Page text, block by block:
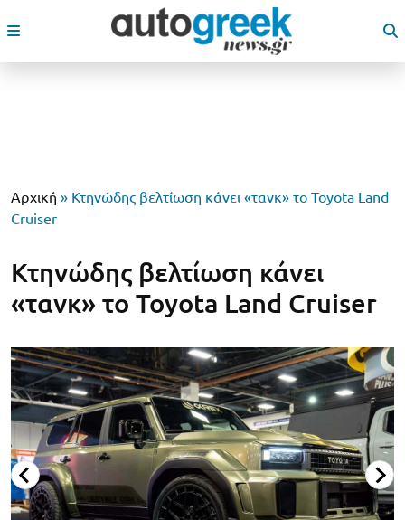
Αρχική » Κτηνώδης βελτίωση κάνει «τανκ» το Toyota Land
Cruiser
Κτηνώδης βελτίωση κάνει
«τανκ» το Toyota Land Cruiser